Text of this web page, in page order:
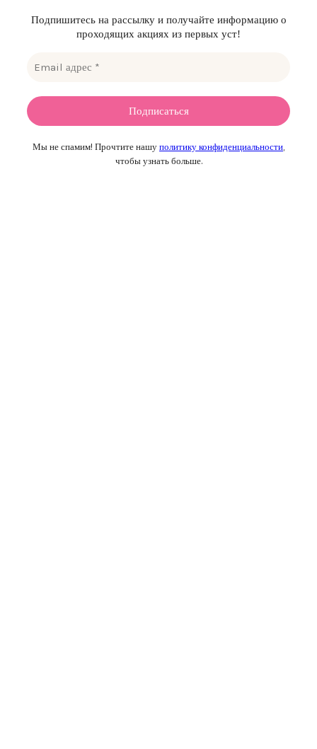
Подпишитесь на рассылку и получайте информацию о
проходящих акциях из первых уст!
Мы не спамим! Прочтите нашу политику конфиденциальности
чтобы узнать больше.